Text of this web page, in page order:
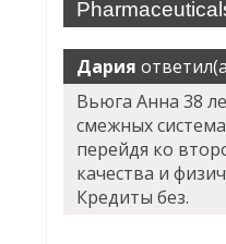
Дария
Вьюга Анна 38
смежных
перейдя ко
качества и
Кредиты без.